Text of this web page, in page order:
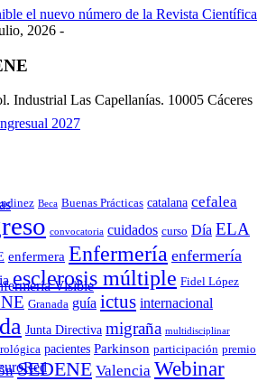
2027
Visible
el nuevo número de la Revista Científica
2026 -
Industrial Las Capellanías. 10005 Cáceres
Beca Buenas Prácticas catalana cefalea
convocatoria cuidados curso Día ELA
enfermera Enfermería enfermería
esclerosis múltiple Fidel López
Granada guía ictus internacional
Junta Directiva migraña multidisciplinar
pacientes Parkinson participación premio
SEDENE Valencia Webinar